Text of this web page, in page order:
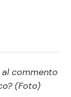
Talent
commento
(Foto)